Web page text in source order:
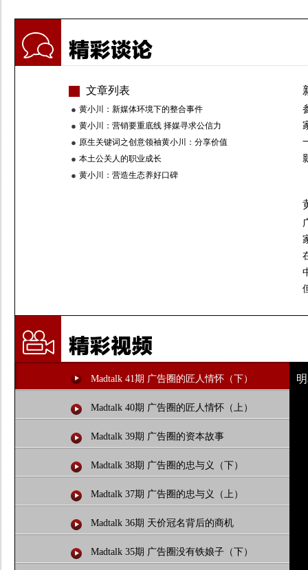
文章列表
黄小川：新媒体环境下的整合事件
黄小川：营销要重底线 择媒寻求公信力
原生关键词之创意领袖黄小川：分享价值
本土公关人的职业成长
黄小川：营造生态养好口碑
Madtalk 41期 广告圈的匠人情怀（下）
Madtalk 40期 广告圈的匠人情怀（上）
Madtalk 39期 广告圈的资本故事
Madtalk 38期 广告圈的忠与义（下）
Madtalk 37期 广告圈的忠与义（上）
Madtalk 36期 天价冠名背后的商机
Madtalk 35期 广告圈没有铁娘子（下）